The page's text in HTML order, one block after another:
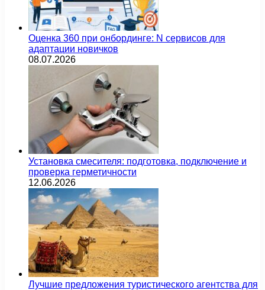
Оценка 360 при онбординге: N сервисов для
адаптации новичков
08.07.2026
Установка смесителя: подготовка, подключение и
проверка герметичности
12.06.2026
Лучшие предложения туристического агентства для